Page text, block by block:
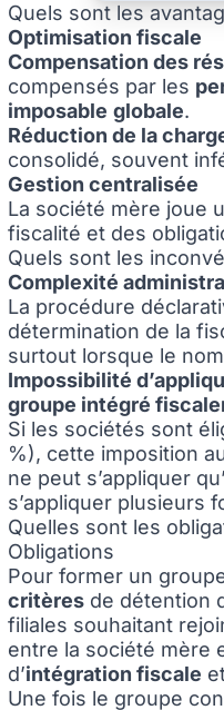
Quels sont les
Optimisation fiscale
Compensation des
compensés par les
imposable globale.
Réduction de la
consolidé, souvent
Gestion centralisée
La société mère joue
fiscalité et des
Quels sont les
Complexité
La procédure
détermination de la
surtout lorsque le
Impossibilité
groupe intégré
Si les sociétés sont
%), cette imposition
ne peut s’appliquer
s’appliquer plusieurs
Quelles sont les
Obligations
Pour former un
critères de détention
filiales souhaitant
entre la société mère
d’intégration fiscale
Une fois le groupe